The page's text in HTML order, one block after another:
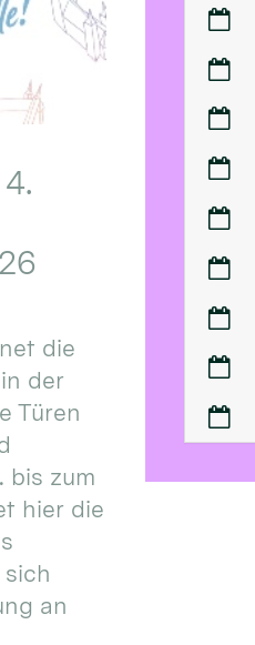
die
der
Türen
bis zum
hier die
an